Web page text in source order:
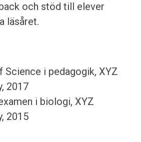
och stöd till elever
läsåret.
Science i pedagogik, XYZ
2017
i biologi, XYZ
2015